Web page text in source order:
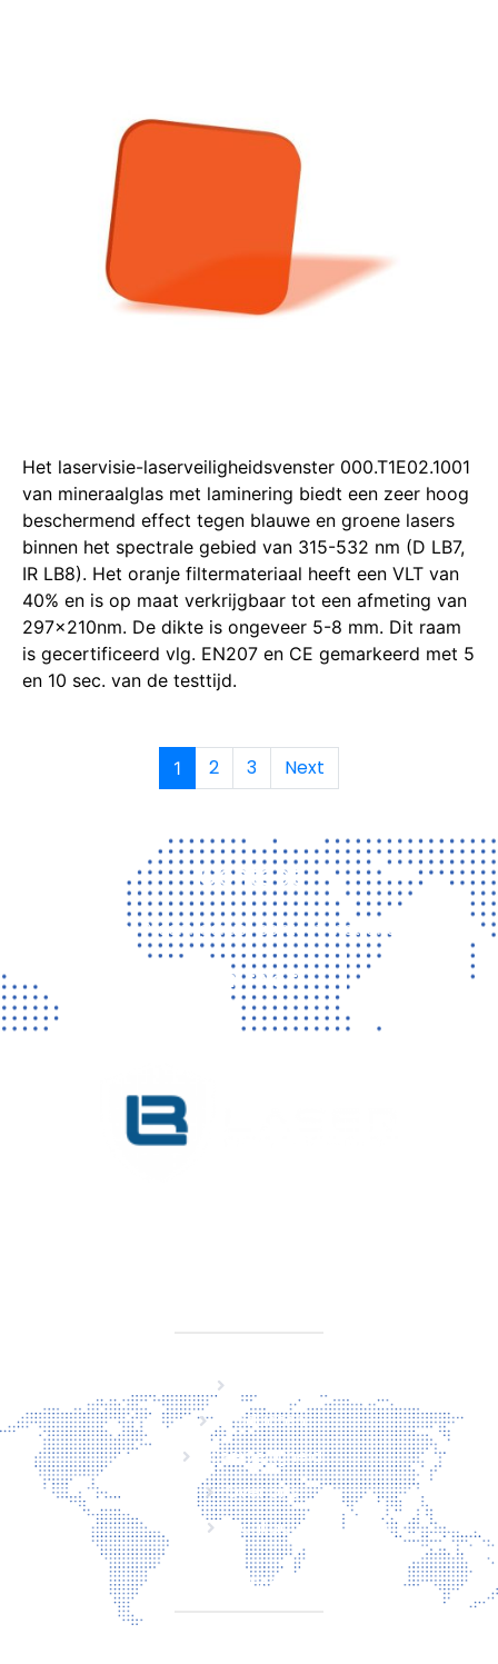
Het laservisie-laserveiligheidsvenster 000.T1E02.1001
van mineraalglas met laminering biedt een zeer hoog
beschermend effect tegen blauwe en groene lasers
binnen het spectrale gebied van 315-532 nm (D LB7,
IR LB8). Het oranje filtermateriaal heeft een VLT van
40% en is op maat verkrijgbaar tot een afmeting van
297x210nm. De dikte is ongeveer 5-8 mm. Dit raam
is gecertificeerd vlg. EN207 en CE gemarkeerd met 5
en 10 sec. van de testtijd.
1 2 3 Next
Contact
Vragen? Neem gerust contact met ons op!
CONTACT
Producten
Laserveiligheid
Over ons
Contact
CONTACT